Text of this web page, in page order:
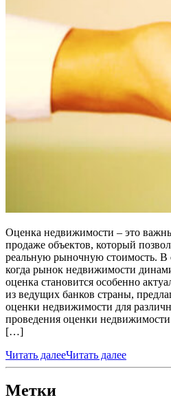
Оценка недвижимости – это
продаже объектов, который
реальную рыночную стоимость. В
когда рынок недвижимости
оценка становится особенно
из ведущих банков страны,
оценки недвижимости для
проведения оценки
[…]
Читать далееЧитать далее
Метки